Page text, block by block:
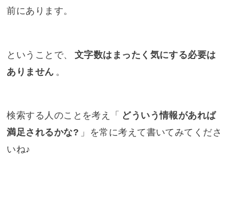
前にあります。
ということで、
文字数はまったく気にする必要は
ありません 。
検索する人のことを考え「
どういう情報があれば
満足されるかな? 」を常に考えて書いてみてくださ
いね♪